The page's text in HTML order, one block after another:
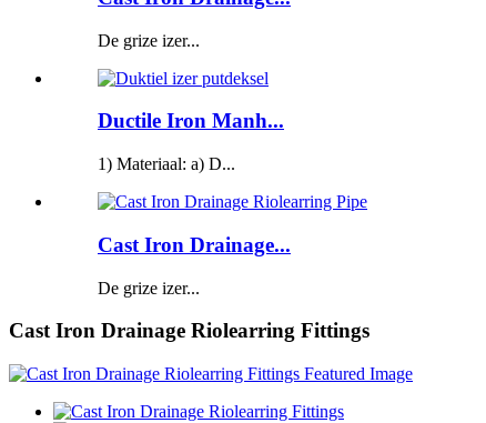
De grize izer...
Ductile Iron Manh...
1) Materiaal: a) D...
Cast Iron Drainage...
De grize izer...
Cast Iron Drainage Riolearring Fittings